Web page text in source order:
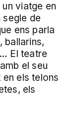
viatge en
segle de
ens parla
ballarins,
El teatre
el seu
els telons
els